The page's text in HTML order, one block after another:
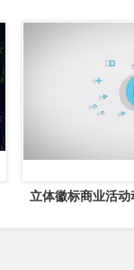
立体徽标商业活